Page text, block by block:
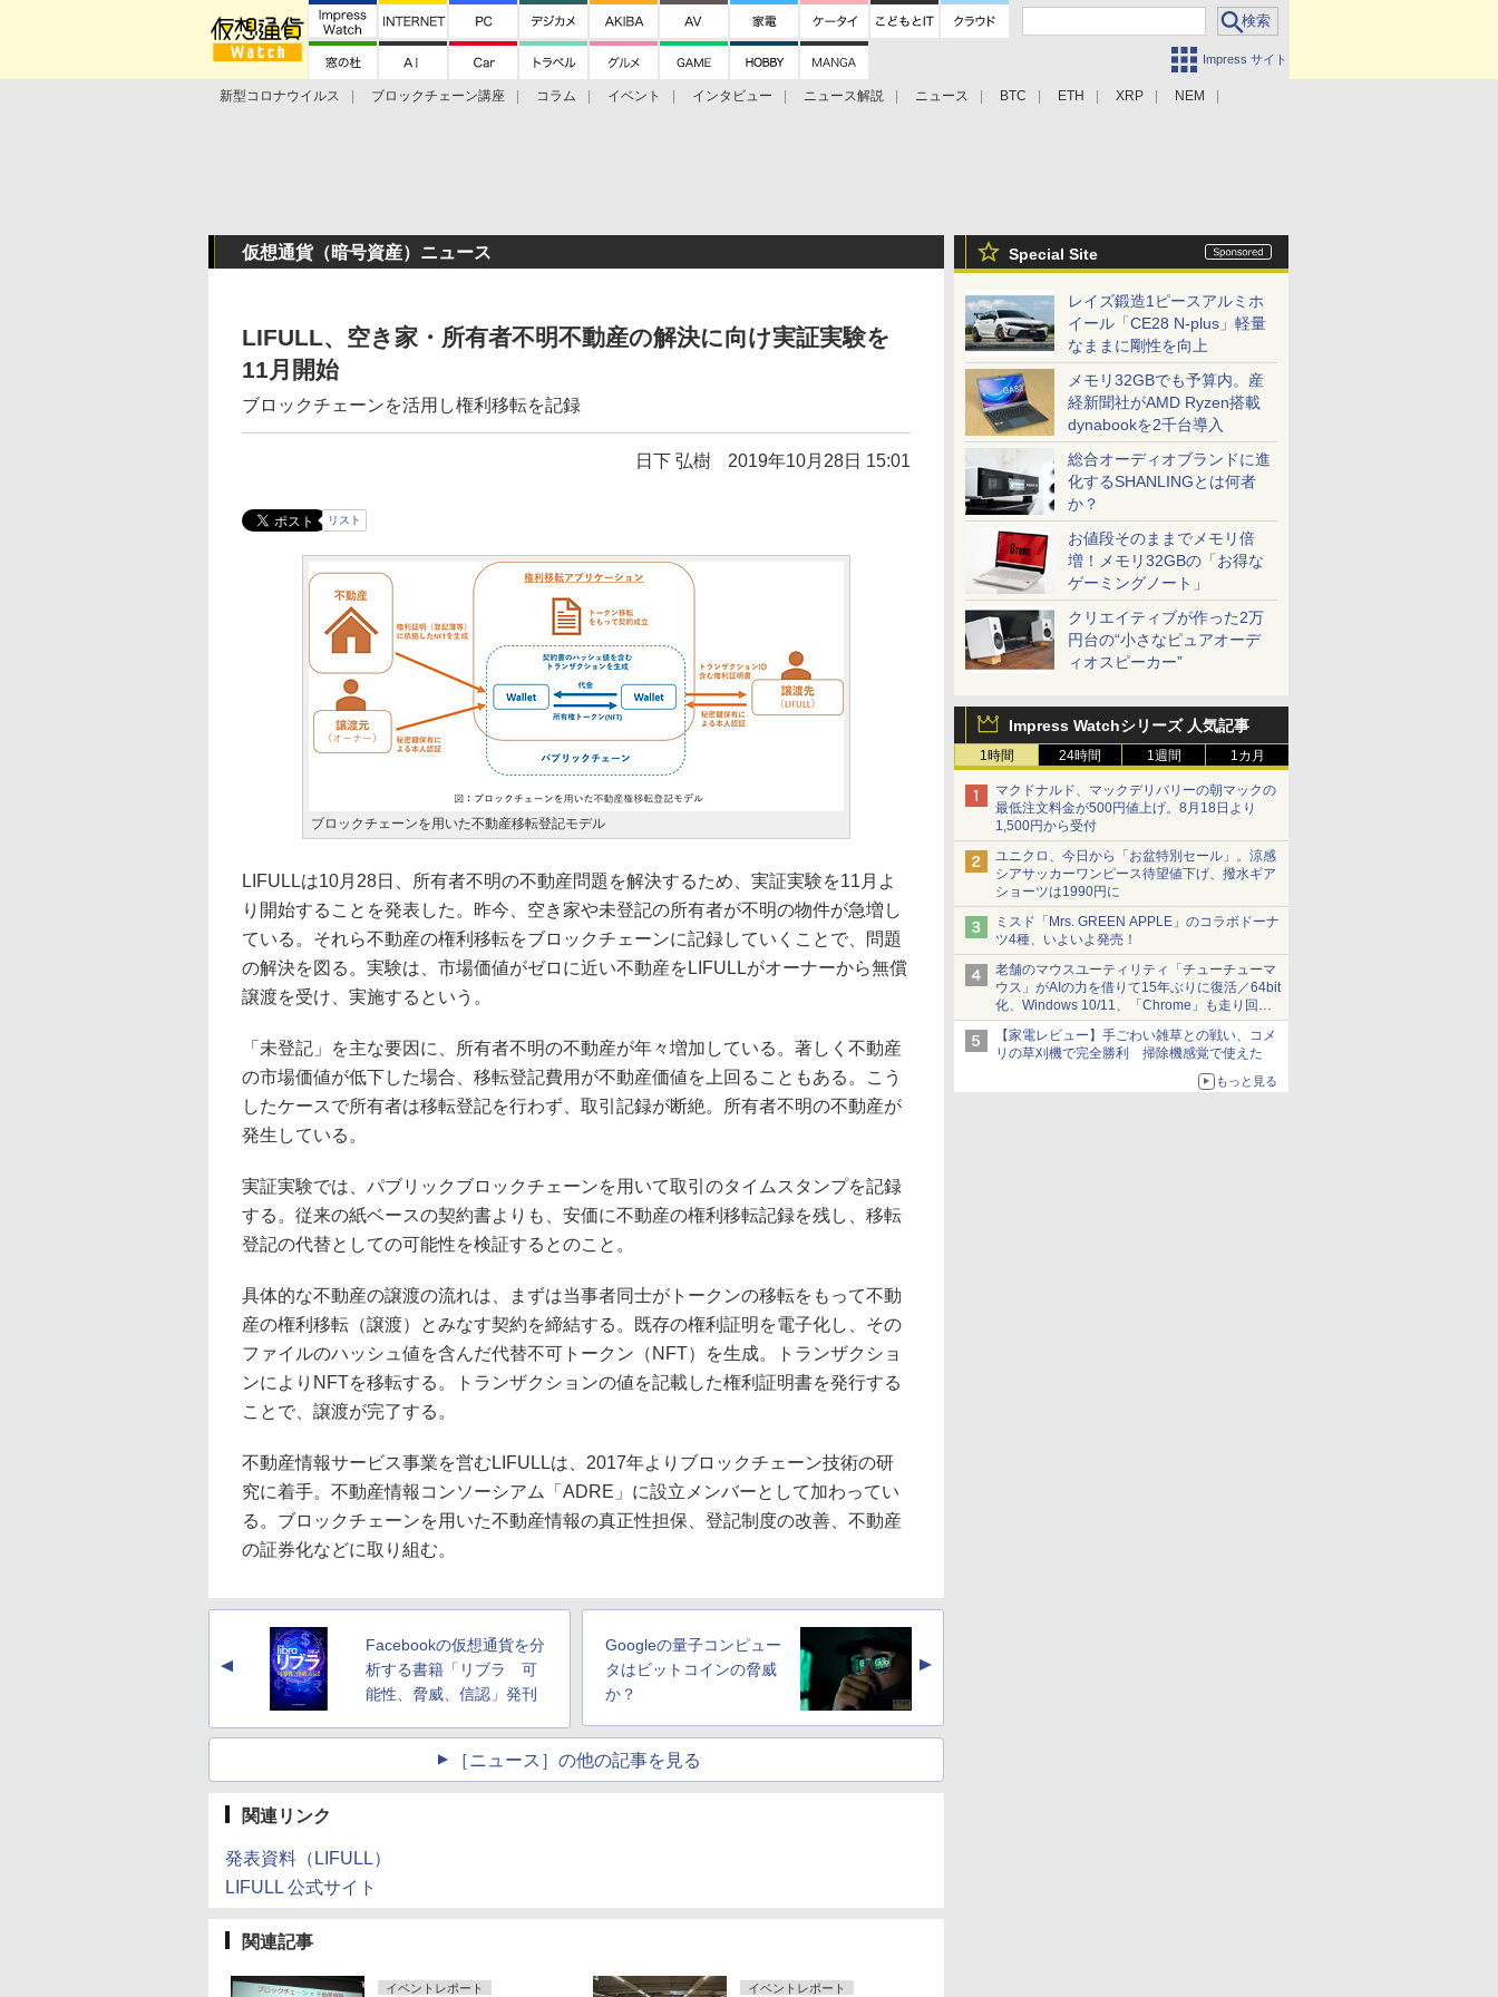
Impress サイト
新型コロナウイルス ブロックチェーン講座 コラム イベント インタビュー ニュース解説 ニュース BTC ETH XRP
NEM
Special Site
レイズ鍛造1ピースアルミホ
イール「CE28 N-plus」軽量
なままに剛性を向上
メモリ32GBでも予算内。産
経新聞社がAMD Ryzen搭載
dynabookを2千台導入
総合オーディオブランドに進
化するSHANLINGとは何者
か？
お値段そのままでメモリ倍
増！メモリ32GBの「お得な
ゲーミングノート」
クリエイティブが作った2万
円台の“小さなピュアオーデ
ィオスピーカー”
Impress Watchシリーズ 人気記事
1時間 24時間 1週間 1カ月
マクドナルド、マックデリバリーの朝マックの
最低注文料金が500円値上げ。8月18日より
1,500円から受付
ユニクロ、今日から「お盆特別セール」。涼感
シアサッカーワンピース待望値下げ、撥水ギア
ショーツは1990円に
ミスド「Mrs. GREEN APPLE」のコラボドーナ
ツ4種、いよいよ発売！
老舗のマウスユーティリティ「チューチューマ
ウス」がAIの力を借りて15年ぶりに復活／64bit
化、Windows 10/11、「Chrome」も走り回
る。復活記念で2026年末まで500円
【家電レビュー】手ごわい雑草との戦い、コメ
リの草刈機で完全勝利 掃除機感覚で使えた
もっと見る
仮想通貨（暗号資産）ニュース
LIFULL、空き家・所有者不明不動産の解決に向け実証実験を
11月開始
ブロックチェーンを活用し権利移転を記録
日下 弘樹 2019年10月28日 15:01
リスト
ブロックチェーンを用いた不動産移転登記モデル
LIFULLは10月28日、所有者不明の不動産問題を解決するため、実証実験を11月よ
り開始することを発表した。昨今、空き家や未登記の所有者が不明の物件が急増し
ている。それら不動産の権利移転をブロックチェーンに記録していくことで、問題
の解決を図る。実験は、市場価値がゼロに近い不動産をLIFULLがオーナーから無償
譲渡を受け、実施するという。
「未登記」を主な要因に、所有者不明の不動産が年々増加している。著しく不動産
の市場価値が低下した場合、移転登記費用が不動産価値を上回ることもある。こう
したケースで所有者は移転登記を行わず、取引記録が断絶。所有者不明の不動産が
発生している。
実証実験では、パブリックブロックチェーンを用いて取引のタイムスタンプを記録
する。従来の紙ベースの契約書よりも、安価に不動産の権利移転記録を残し、移転
登記の代替としての可能性を検証するとのこと。
具体的な不動産の譲渡の流れは、まずは当事者同士がトークンの移転をもって不動
産の権利移転（譲渡）とみなす契約を締結する。既存の権利証明を電子化し、その
ファイルのハッシュ値を含んだ代替不可トークン（NFT）を生成。トランザクショ
ンによりNFTを移転する。トランザクションの値を記載した権利証明書を発行する
ことで、譲渡が完了する。
不動産情報サービス事業を営むLIFULLは、2017年よりブロックチェーン技術の研
究に着手。不動産情報コンソーシアム「ADRE」に設立メンバーとして加わってい
る。ブロックチェーンを用いた不動産情報の真正性担保、登記制度の改善、不動産
の証券化などに取り組む。
▲
Facebookの仮想通貨を分
析する書籍「リブラ 可
能性、脅威、信認」発刊
Googleの量子コンピュー
タはビットコインの脅威
か？
▲
［ニュース］の他の記事を見る
関連リンク
発表資料（LIFULL）
LIFULL 公式サイト
関連記事
イベントレポート イベントレポート